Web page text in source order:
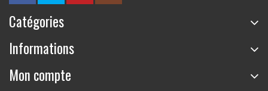
Catégories
Informations
Mon compte